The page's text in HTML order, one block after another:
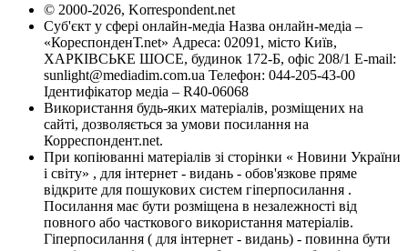
© 2000-2026, Korrespondent.net
Суб'єкт у сфері онлайн-медіа Назва онлайн-медіа –
«КореспонденТ.net» Адреса: 02091, місто Київ,
ХАРКІВСЬКЕ ШОСЕ, будинок 172-Б, офіс 208/1 E-mail:
sunlight@mediadim.com.ua Телефон: 044-205-43-00
Ідентифікатор медіа – R40-06068
Використання будь-яких матеріалів, розміщених на
сайті, дозволяється за умови посилання на
Корреспондент.net.
При копіюванні матеріалів зі сторінки « Новини України
і світу» , для інтернет - видань - обов'язкове пряме
відкрите для пошукових систем гіперпосилання .
Посилання має бути розміщена в незалежності від
повного або часткового використання матеріалів.
Гіперпосилання ( для інтернет - видань) - повинна бути